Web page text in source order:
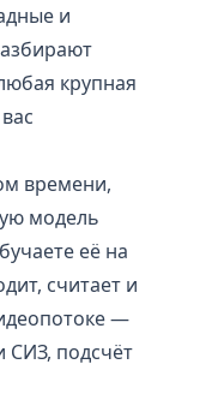
и
крупная
времени,
модель
её на
считает и
—
СИЗ, подсчёт